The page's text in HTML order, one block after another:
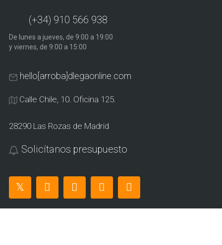
(+34) 910 566 938
De lunes a jueves, de 9:00 a 19:00
y viernes, de 9:00 a 15:00
hello[arroba]dlegaonline.com
Calle Chile, 10. Oficina 125.
28290 Las Rozas de Madrid
Solicítanos presupuesto